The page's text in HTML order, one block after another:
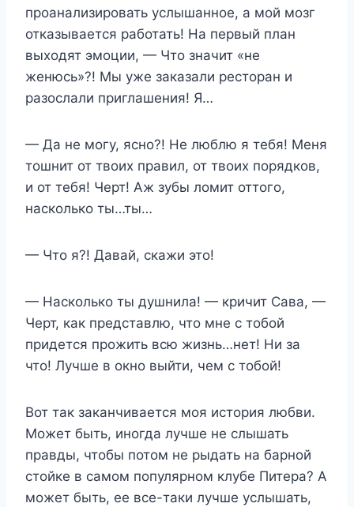
проанализировать услышанное, а мой мозг
отказывается работать! На первый план
выходят эмоции, — Что значит «не
женюсь»?! Мы уже заказали ресторан и
разослали приглашения! Я…
— Да не могу, ясно?! Не люблю я тебя! Меня
тошнит от твоих правил, от твоих порядков,
и от тебя! Черт! Аж зубы ломит оттого,
насколько ты…ты…
— Что я?! Давай, скажи это!
— Насколько ты душнила! — кричит Сава, —
Черт, как представлю, что мне с тобой
придется прожить всю жизнь…нет! Ни за
что! Лучше в окно выйти, чем с тобой!
Вот так заканчивается моя история любви.
Может быть, иногда лучше не слышать
правды, чтобы потом не рыдать на барной
стойке в самом популярном клубе Питера? А
может быть, ее все-таки лучше услышать,